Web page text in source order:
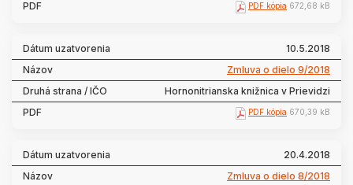
PDF kópia 672,68 kB
10.5.2018
Zmluva o dielo 9/2018
Hornonitrianska knižnica v Prievidzi
PDF kópia 670,39 kB
20.4.2018
Zmluva o dielo 8/2018